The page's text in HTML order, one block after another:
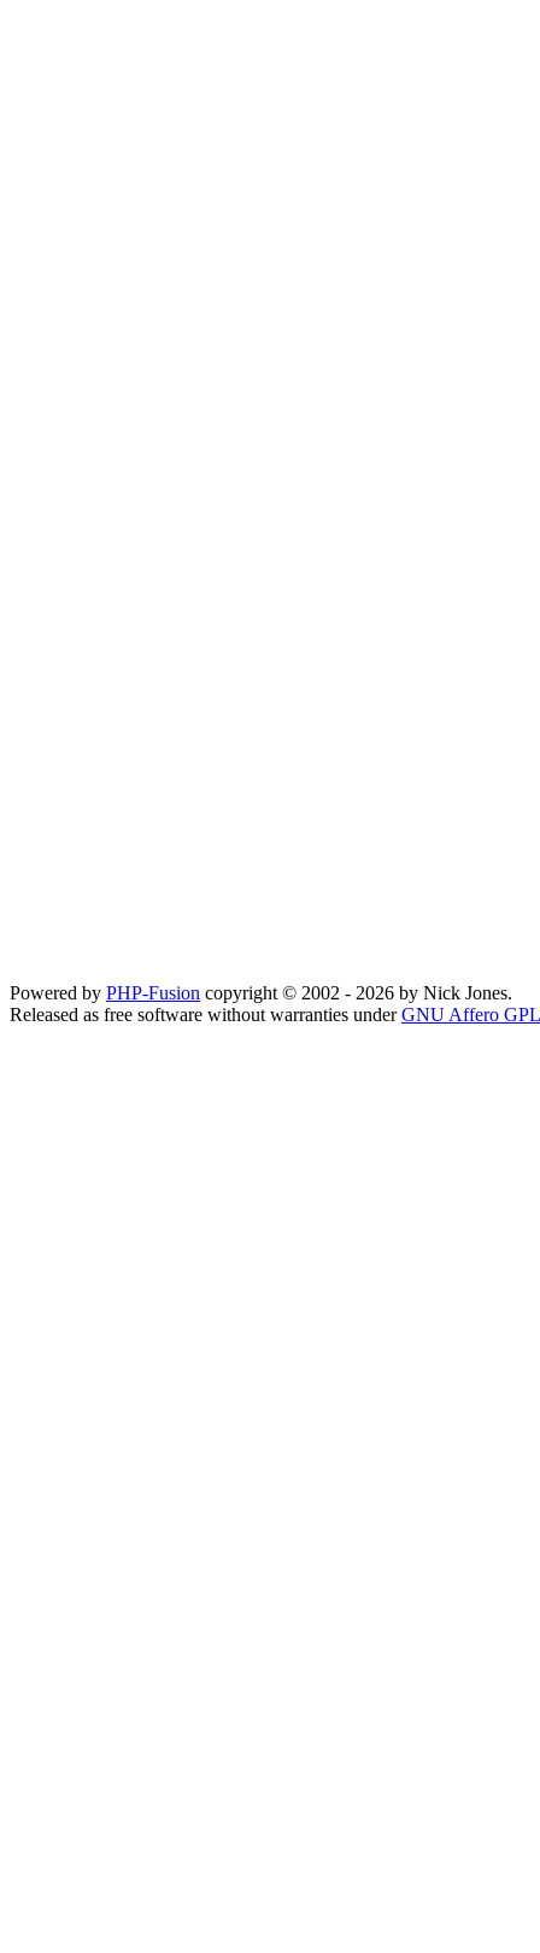
Powered by PHP-Fusion copyright © 2002 - 2026 by Nick Jones.
Released as free software without warranties underGNU Affero GPL